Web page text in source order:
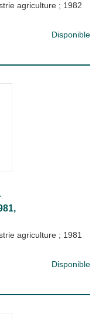
agriculture ; 1982
Disponible
agriculture ; 1981
Disponible